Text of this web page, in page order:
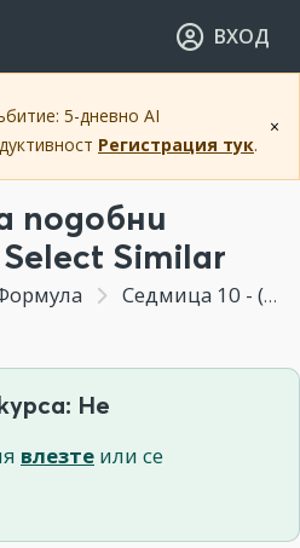
ВХОД
×
5-дневно AI
Регистрация тук.
подобни
Similar
Седмица 10 - (Бонус Модул) Новите инструменти от практиката след AutoCAD 2011
Не
влезте или се